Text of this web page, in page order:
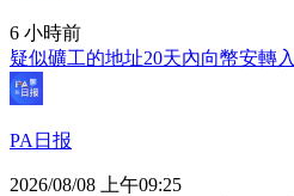
6 小時前
疑似礦工的地址20天內向幣安轉
PA日报
2026/08/08 上午09:25